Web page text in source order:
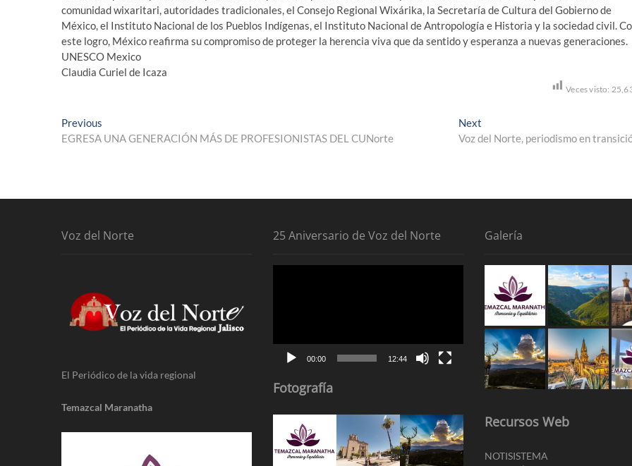
comunidad wixaritari, autoridades tradicionales, el Consejo Regional Wixárika, la Secretaría de Cultura del Gobierno de
México, el Instituto Nacional de los Pueblos Indígenas, el Instituto Nacional de Antropología e Historia y la sociedad civil.
este logro, México reafirma su compromiso de proteger la herencia viva que da sentido y esperanza a nuevas generaciones.
UNESCO Mexico
Claudia Curiel de Icaza
Veces visto:
Navegación
de
Previous
post:
EGRESA UNA GENERACIÓN MÁS DE PROFESIONISTAS DEL CUNorte
Next
post:
Voz del Norte, periodismo en
Voz del Norte
El Periódico de la vida regional
Temazcal Maranatha
25 Aniversario de Voz del Norte
00:00 12:44
Fotografía
Galería
Recursos Web
NOTISISTEMA